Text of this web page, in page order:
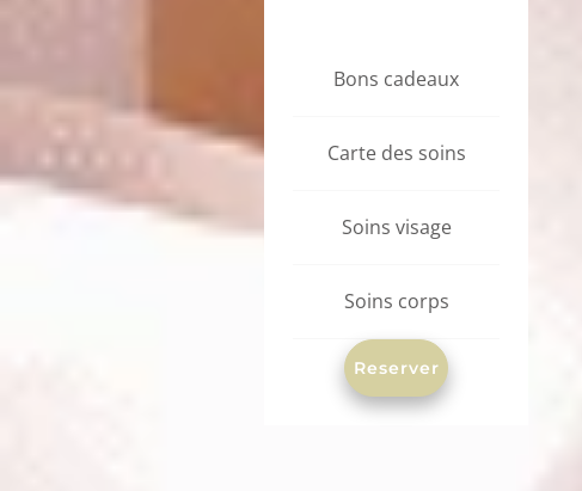
Bons cadeaux
Carte des soins
Soins visage
Soins corps
Reserver